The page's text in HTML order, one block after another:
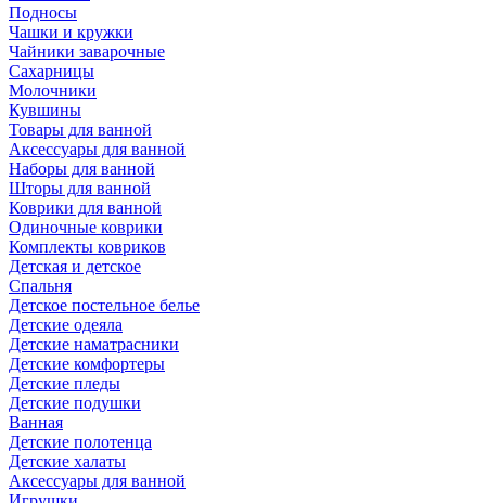
Подносы
Чашки и кружки
Чайники заварочные
Сахарницы
Молочники
Кувшины
Товары для ванной
Аксессуары для ванной
Наборы для ванной
Шторы для ванной
Коврики для ванной
Одиночные коврики
Комплекты ковриков
Детская и детское
Спальня
Детское постельное белье
Детские одеяла
Детские наматрасники
Детские комфортеры
Детские пледы
Детские подушки
Ванная
Детские полотенца
Детские халаты
Аксессуары для ванной